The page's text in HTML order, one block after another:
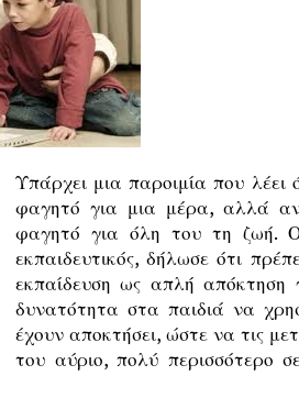
Υπάρχει μια παροιμία που
φαγητό για μια μέρα, αλλά
φαγητό για όλη του τη ζωή.
εκπαιδευτικός, δήλωσε ότι
εκπαίδευση ως απλή απόκτηση
δυνατότητα στα παιδιά να
έχουν αποκτήσει, ώστε να τις
του αύριο, πολύ περισσότερο